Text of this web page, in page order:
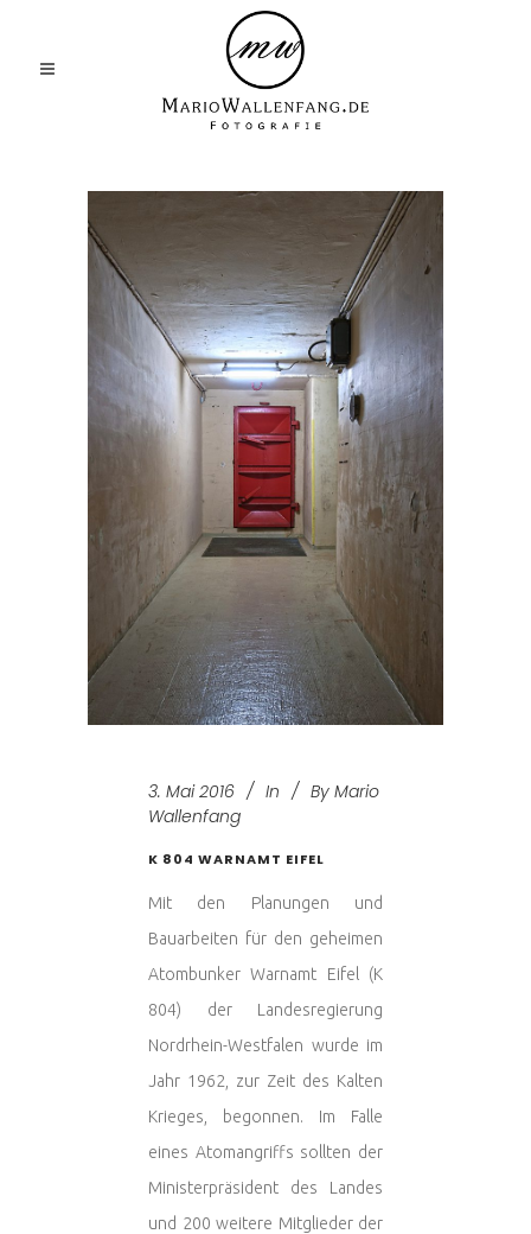
3. Mai 2016 In By Mario
Wallenfang
K 804 WARNAMT EIFEL
Mit den Planungen und
Bauarbeiten für den geheimen
Atombunker Warnamt Eifel (K
804) der Landesregierung
Nordrhein-Westfalen wurde im
Jahr 1962, zur Zeit des Kalten
Krieges, begonnen. Im Falle
eines Atomangriffs sollten der
Ministerpräsident des Landes
und 200 weitere Mitglieder der